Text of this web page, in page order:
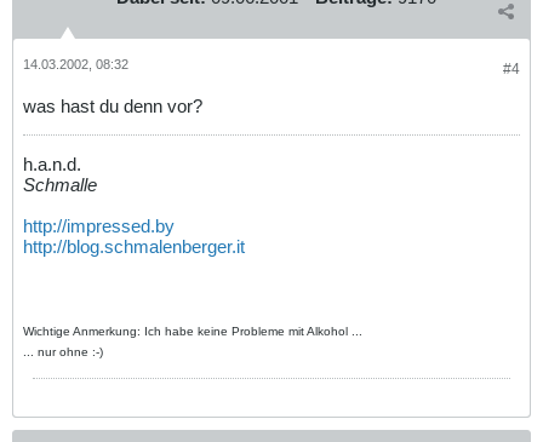
#4
14.03.2002, 08:32
was hast du denn vor?
h.a.n.d.
Schmalle
http://impressed.by
http://blog.schmalenberger.it
Wichtige Anmerkung: Ich habe keine Probleme mit Alkohol ...
... nur ohne :-)